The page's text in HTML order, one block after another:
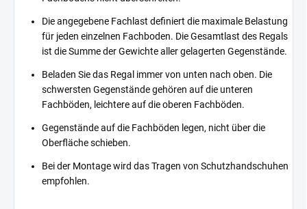
Die angegebene Fachlast definiert die maximale Belastung
für jeden einzelnen Fachboden. Die Gesamtlast des Regals
ist die Summe der Gewichte aller gelagerten Gegenstände.
Beladen Sie das Regal immer von unten nach oben. Die
schwersten Gegenstände gehören auf die unteren
Fachböden, leichtere auf die oberen Fachböden.
Gegenstände auf die Fachböden legen, nicht über die
Oberfläche schieben.
Bei der Montage wird das Tragen von Schutzhandschuhen
empfohlen.